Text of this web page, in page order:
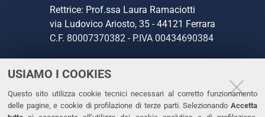
USIAMO I COOKIES
Questo sito utilizza cookie tecnici necessari al corretto funzionamento
delle pagine, e cookie di profilazione di terze parti. Selezionando Accetta
Rettrice: Prof.ssa Laura Ramaciotti
via Ludovico Ariosto, 35 - 44121 Ferrara
C.F. 80007370382 - P.IVA 00434690384
CONTATTI
Tel. +39 0532 293111
Fax. +39 0532 293031